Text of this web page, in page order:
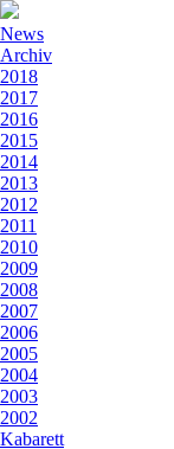
News
Archiv
2018
2017
2016
2015
2014
2013
2012
2011
2010
2009
2008
2007
2006
2005
2004
2003
2002
Kabarett